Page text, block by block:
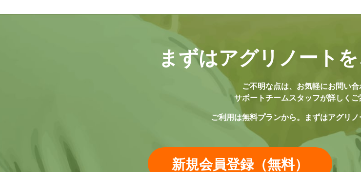
まずはアグリノートを
ご不明な点は、 お気軽にお問い合
サポートチームスタッフが詳しくご
ご利用は無料プランから。 まずはアグリ
新規会員登録（無料）